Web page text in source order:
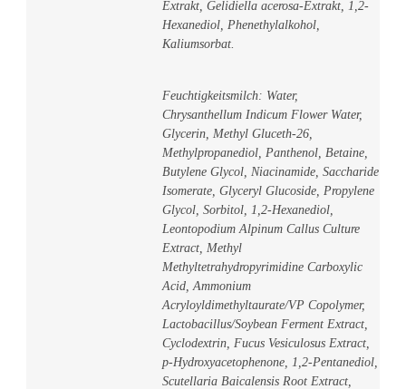
Extrakt, Gelidiella acerosa-Extrakt, 1,2-
Hexanediol, Phenethylalkohol,
Kaliumsorbat.
Feuchtigkeitsmilch: Water,
Chrysanthellum Indicum Flower Water,
Glycerin, Methyl Gluceth-26,
Methylpropanediol, Panthenol, Betaine,
Butylene Glycol, Niacinamide, Saccharide
Isomerate, Glyceryl Glucoside, Propylene
Glycol, Sorbitol, 1,2-Hexanediol,
Leontopodium Alpinum Callus Culture
Extract, Methyl
Methyltetrahydropyrimidine Carboxylic
Acid, Ammonium
Acryloyldimethyltaurate/VP Copolymer,
Lactobacillus/Soybean Ferment Extract,
Cyclodextrin, Fucus Vesiculosus Extract,
p-Hydroxyacetophenone, 1,2-Pentanediol,
Scutellaria Baicalensis Root Extract,